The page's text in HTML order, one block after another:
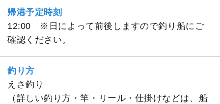
帰港予定時刻
12:00 ※日によって前後しますので釣り船にご
確認ください。
釣り方
えさ釣り
（詳しい釣り方・竿・リール・仕掛けなどは、船